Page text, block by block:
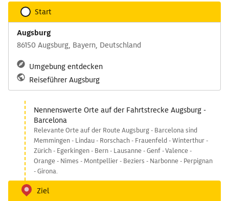
Start
Augsburg
86150 Augsburg, Bayern, Deutschland
Umgebung entdecken
Reiseführer Augsburg
Nennenswerte Orte auf der Fahrtstrecke Augsburg -
Barcelona
Relevante Orte auf der Route Augsburg - Barcelona sind
Memmingen - Lindau - Rorschach - Frauenfeld - Winterthur -
Zürich - Egerkingen - Bern - Lausanne - Genf - Valence -
Orange - Nimes - Montpellier - Beziers - Narbonne - Perpignan
- Girona.
Ziel